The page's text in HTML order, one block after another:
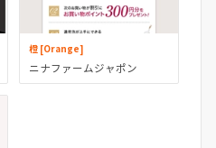
橙 [Orange]
ニナファームジャポン